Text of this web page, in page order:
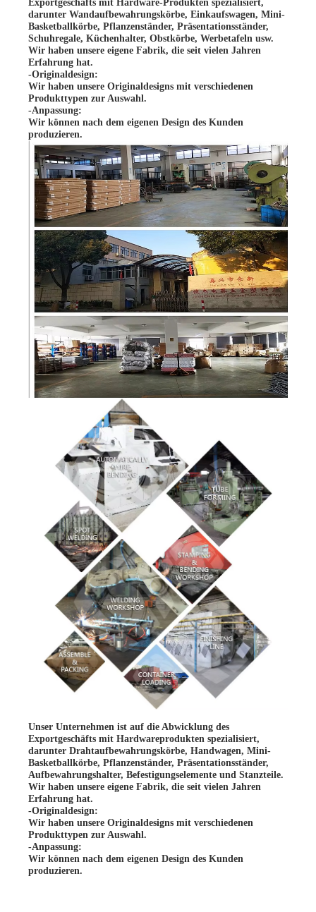
Exportgeschäfts mit Hardware-Produkten spezialisiert,
darunter Wandaufbewahrungskörbe, Einkaufswagen, Mini-
Basketballkörbe, Pflanzenständer, Präsentationsständer,
Schuhregale, Küchenhalter, Obstkörbe, Werbetafeln usw.
Wir haben unsere eigene Fabrik, die seit vielen Jahren
Erfahrung hat.
-Originaldesign:
Wir haben unsere Originaldesigns mit verschiedenen
Produkttypen zur Auswahl.
-Anpassung:
Wir können nach dem eigenen Design des Kunden
produzieren.
Unser Unternehmen ist auf die Abwicklung des
Exportgeschäfts mit Hardwareprodukten spezialisiert,
darunter Drahtaufbewahrungskörbe, Handwagen, Mini-
Basketballkörbe, Pflanzenständer, Präsentationsständer,
Aufbewahrungshalter, Befestigungselemente und Stanzteile.
Wir haben unsere eigene Fabrik, die seit vielen Jahren
Erfahrung hat.
-Originaldesign:
Wir haben unsere Originaldesigns mit verschiedenen
Produkttypen zur Auswahl.
-Anpassung:
Wir können nach dem eigenen Design des Kunden
produzieren.